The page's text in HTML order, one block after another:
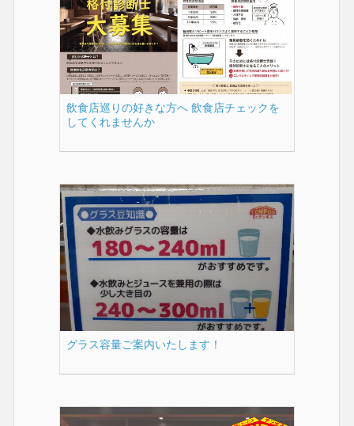
飲食店巡りの好きな方へ 飲食店チェックを
してくれませんか
グラス容量ご案内いたします！